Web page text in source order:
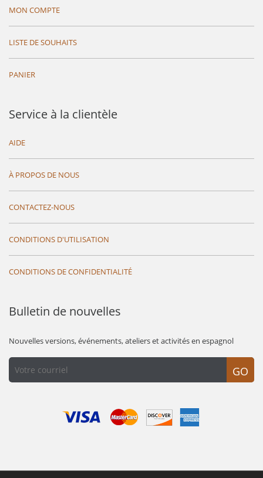
MON COMPTE
LISTE DE SOUHAITS
PANIER
Service à la clientèle
AIDE
À PROPOS DE NOUS
CONTACTEZ-NOUS
CONDITIONS D'UTILISATION
CONDITIONS DE CONFIDENTIALITÉ
Bulletin de nouvelles
Nouvelles versions, événements, ateliers et activités en espagnol
GO